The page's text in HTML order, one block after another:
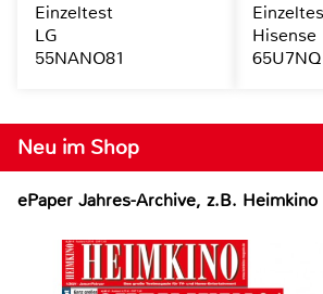
Neu im Shop
ePaper Jahres-Archive, z.B. Heimkino
Einzeltest
LG
55NANO81
Hisense
65U7NQ